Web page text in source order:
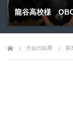
龍谷高校様
広島県青春英龍館
愛知県の星城高校
第80回愛知県中
第136回愛知県剣
大会の結果 第